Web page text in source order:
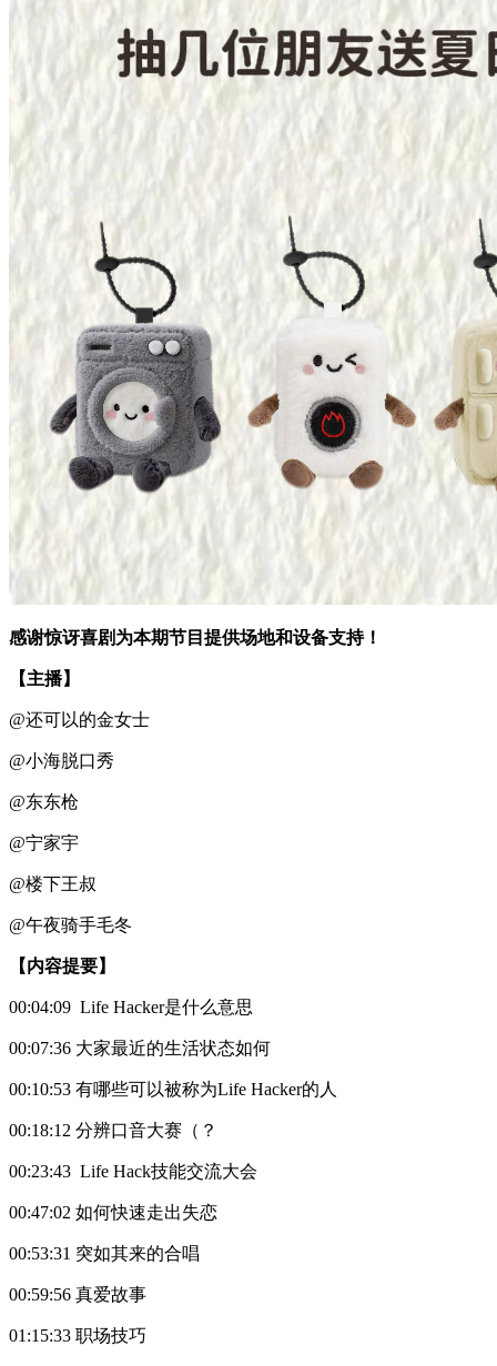
感谢惊讶喜剧为本期节目提供场地和设备支持！
【主播】
@还可以的金女士
@小海脱口秀
@东东枪
@宁家宇
@楼下王叔
@午夜骑手毛冬
【内容提要】
00:04:09 Life Hacker是什么意思
00:07:36 大家最近的生活状态如何
00:10:53 有哪些可以被称为Life Hacker的人
00:18:12 分辨口音大赛（？
00:23:43 Life Hack技能交流大会
00:47:02 如何快速走出失恋
00:53:31 突如其来的合唱
00:59:56 真爱故事
01:15:33 职场技巧